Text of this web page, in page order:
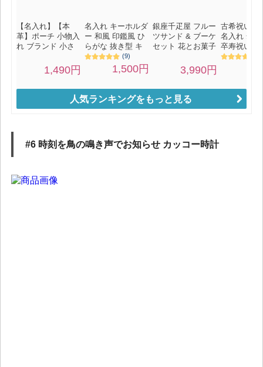
人気ランキングをもっと見る
#6 時刻を鳥の鳴き声でお知らせ カッコー時計